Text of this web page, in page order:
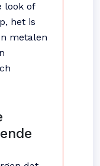
look of
het is
metalen